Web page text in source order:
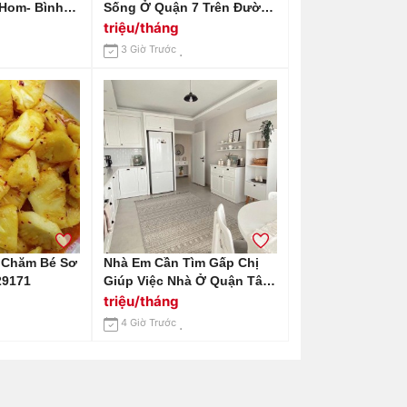
Bình
Dưới 59
Việc Nhà
Sống Ở Quận 7 Trên Đường
Nguyễn Văn Linh Cần Cô
Giúp Việc Nhà ,nhà 2 Mẹ
Con (bao Ăn Ở Lại )
triệu/tháng
3 Giờ Trước
Bé Sơ
Nhà Em Cần Tìm Gấp Chị
Giúp Việc Nhà Ở Quận Tân
Bình Trên Đường Âu Cơ
Lương 14 Triệu Bao Ăn Ở
triệu/tháng
4 Giờ Trước